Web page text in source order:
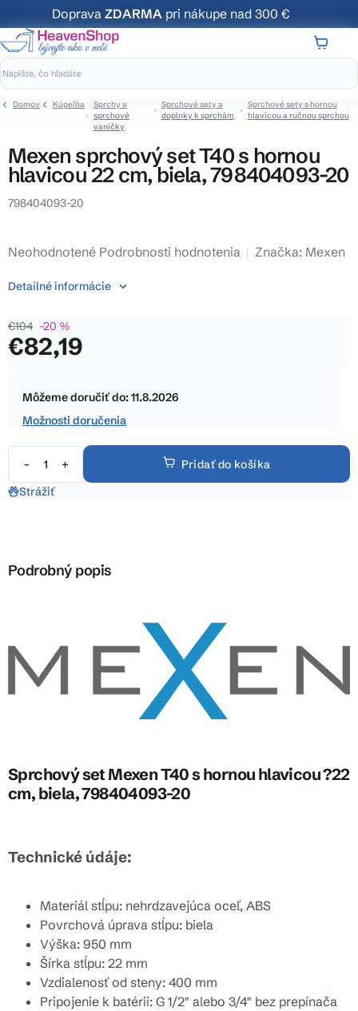
na
obsah
Doprava ZDARMA pri nákupe nad 300 €
Domov Kúpeľňa
Sprchy a
sprchové
vaničky
Sprchové sety a
doplnky k sprchám
Sprchové sety s hornou
hlavicou a ručnou sprchou
Mexen sprchový set T40 s hornou
hlavicou 22 cm, biela, 798404093-20
798404093-20
Priemerné
produktu
0,0
z
Neohodnotené Podrobnosti hodnotenia Značka: Mexen
€104 –20 %
€82,19
cena:
Môžeme doručiť do:11.8.2026
Možnosti doručenia
Pridať do košíka
Detailné informácie
Strážiť
Podrobný popis
Sprchový set Mexen T40 s hornou hlavicou ?22
cm, biela, 798404093-20
Technické údáje:
Materiál stĺpu: nehrdzavejúca oceľ, ABS
Povrchová úprava stĺpu: biela
Výška: 950 mm
Šírka stĺpu: 22 mm
Vzdialenosť od steny: 400 mm
Pripojenie k batérii: G 1/2" alebo 3/4" bez prepínača